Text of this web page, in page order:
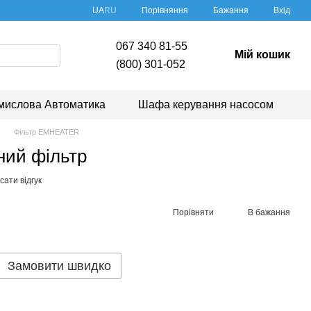
UARU Порівняння Бажання Вхід
067 340 81-55
(800) 301-052
Мій кошик
Автоматика Шафа керування насосом
Фільтр EMHEATER
фільтр
відгук
Порівняти В бажання
Замовити швидко